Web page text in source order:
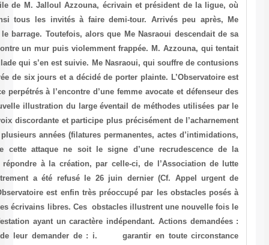
dans une rue à 20 mètres environ du domicile de M. Jalloul
devait avoir lieu la réception, obligeant ainsi tous les invités à
Nasraoui et M. Azzouna ont réussi à passer le barrage. Toutefois,
voiture, les hommes en civil l’ont poussée contre un mur puis
de la défendre a été malmené dans la bousculade qui s’en est
aux bras, est en arrêt de travail pour une durée de six jours et a
vivement préoccupé par ces actes de violence perpétrés à
droits de l’Homme. Cette attaque est une nouvelle illustration du
pouvoir tunisien aux fins de réprimer toute voix discordante et
policier dont fait l’objet Me Nasraoui depuis plusieurs années
etc.). L’Observatoire craint à cet égard que cette attaque ne
répression menée contre Me Nasraoui pour répondre à la
contre la torture en Tunisie, dont l’enregistrement a été refusé
l’Observatoire TUN 001/ 0703 / OBS 030). L’Observatoire est enfin
une réception privée de la Ligue tunisienne des écrivains libres.
verrouillage par les autorités de toute manifestation ayant un
Merci d’écrire aux autorités tunisiennes et de leur demander